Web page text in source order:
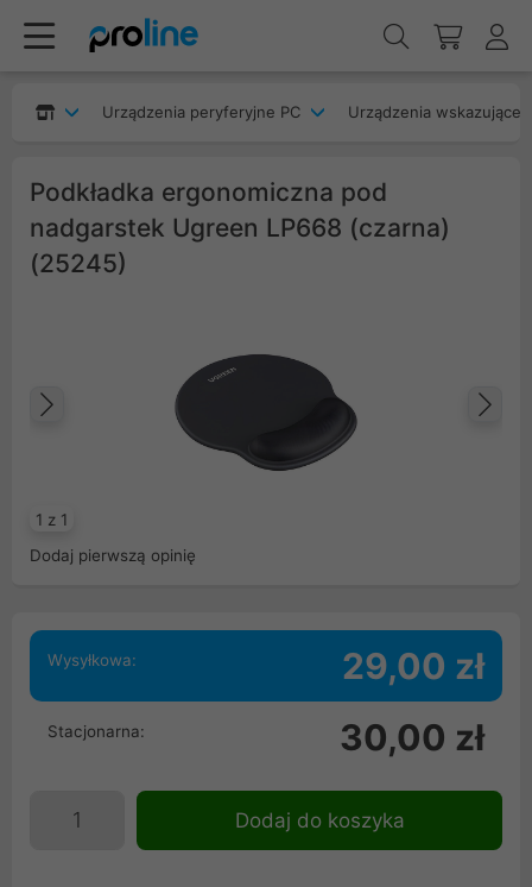
Urządzenia peryferyjne PC Urządzenia wskazujące
Podkładka ergonomiczna pod
nadgarstek Ugreen LP668 (czarna)
(25245)
1 z 1
Poprzedni
Dodaj pierwszą opinię
Wysyłkowa: 29,00 zł
Stacjonarna: 30,00 zł
Dodaj do koszyka